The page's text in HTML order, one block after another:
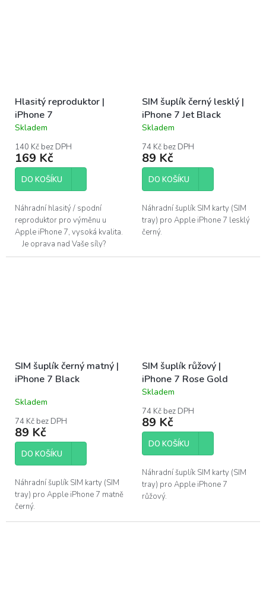
Hlasitý reproduktor |
iPhone 7
Průměrné
produktu
je
5,0
hvězdiček.
Skladem
140 Kč bez DPH
169 Kč
DO KOŠÍKU
Náhradní hlasitý / spodní
reproduktor pro výměnu u
Apple iPhone 7, vysoká kvalita.
Je oprava nad Vaše síly?
Pomůžeme!Navštivte náš servis
SIM šuplík černý lesklý |
iPhone 7 Jet Black
Průměrné
produktu
je
5,0
hvězdiček.
Skladem
74 Kč bez DPH
89 Kč
DO KOŠÍKU
Náhradní šuplík SIM karty (SIM
tray) pro Apple iPhone 7 lesklý
černý.
SIM šuplík černý matný |
iPhone 7 Black
Skladem
74 Kč bez DPH
89 Kč
DO KOŠÍKU
Náhradní šuplík SIM karty (SIM
tray) pro Apple iPhone 7 matně
černý.
SIM šuplík růžový |
iPhone 7 Rose Gold
Průměrné
hodnocení
produktu
je
4,0
hvězdiček.
Skladem
74 Kč bez DPH
89 Kč
DO KOŠÍKU
Náhradní šuplík SIM karty (SIM
tray) pro Apple iPhone 7
růžový.